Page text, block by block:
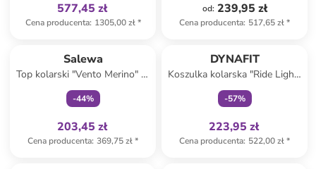
577,45 zł
Cena producenta: 1305,00 zł*
od: 239,95 zł
Cena producenta: 517,65 zł*
Salewa
Top kolarski "Vento Merino" w
kolorze szarobrązowym
-44%
203,45 zł
Cena producenta: 369,75 zł*
DYNAFIT
Koszulka kolarska "Ride Light"
w kolorze turkusowym
-57%
223,95 zł
Cena producenta: 522,00 zł*